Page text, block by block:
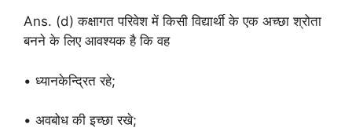
Ans. (d) कक्षागत परिवेश में किसी विद्यार्थी के एक अच्छा श्रोता
बनने के लिए आवश्यक है कि वह
• ध्यानकेन्द्रित रहे;
• अवबोध की इच्छा रखे;